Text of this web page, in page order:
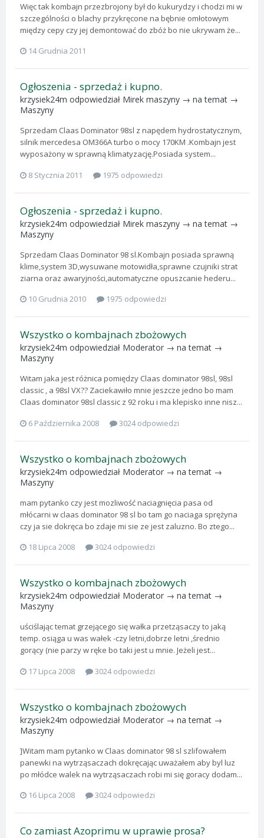
Więc tak kombajn przezbrojony był do kukurydzy i chodzi mi w
szczególności o blachy przykręcone na bębnie omłotowym
między cepy czy jej demontować do zbóż bo nie ukrywam że...
14 Grudnia 2011
Ogłoszenia - sprzedaż i kupno.
krzysiek24m odpowiedział Mirek maszyny → na temat →
Maszyny
Sprzedam Claas Dominator 98sl z napędem hydrostatycznym,
silnik mercedesa OM366A turbo o mocy 170KM .Kombajn jest
wyposażony w sprawną klimatyzację.Posiada system...
8 Stycznia 2011
1975 odpowiedzi
Ogłoszenia - sprzedaż i kupno.
krzysiek24m odpowiedział Mirek maszyny → na temat →
Maszyny
Sprzedam Claas Dominator 98 sl.Kombajn posiada sprawną
klime,system 3D,wysuwane motowidła,sprawne czujniki strat
ziarna oraz awaryjności,automatyczne opuszcanie hederu...
10 Grudnia 2010
1975 odpowiedzi
Wszystko o kombajnach zbożowych
krzysiek24m odpowiedział Moderator → na temat →
Maszyny
Witam jaka jest różnica pomiędzy Claas dominator 98sl, 98sl
classic , a 98sl VX?? Zaciekawiło mnie jeszcze jedno bo mam
Claas dominator 98sl classic z 92 roku i ma klepisko inne nisz...
6 Października 2008
3024 odpowiedzi
Wszystko o kombajnach zbożowych
krzysiek24m odpowiedział Moderator → na temat →
Maszyny
mam pytanko czy jest mozliwość naciagnięcia pasa od
młócarni w claas dominator 98 sl bo tam go naciaga sprężyna
czy ja sie dokręca bo zdaje mi sie ze jest zaluzno. Bo ztego...
18 Lipca 2008
3024 odpowiedzi
Wszystko o kombajnach zbożowych
krzysiek24m odpowiedział Moderator → na temat →
Maszyny
uściślając temat grzejącego się wałka przetząsaczy to jaką
temp. osiąga u was wałek -czy letni,dobrze letni ,średnio
gorący (nie parzy w ręke bo taki jest u mnie. Jeżeli jest...
17 Lipca 2008
3024 odpowiedzi
Wszystko o kombajnach zbożowych
krzysiek24m odpowiedział Moderator → na temat →
Maszyny
]Witam mam pytanko w Claas dominator 98 sl szlifowałem
panewki na wytrząsaczach dokręcając uważałem aby byl luz
po młódce walek na wytrząsaczach robi mi się goracy dodam...
16 Lipca 2008
3024 odpowiedzi
Co zamiast Azoprimu w uprawie prosa?